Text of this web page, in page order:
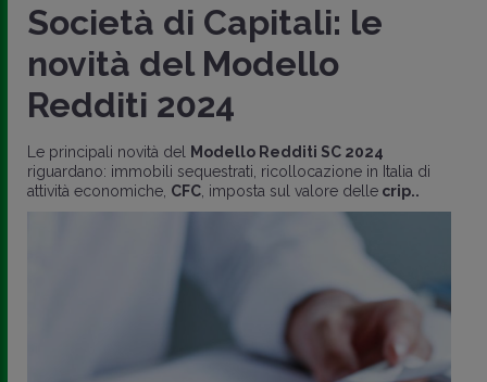
Società di Capitali: le
novità del Modello
Redditi 2024
Le principali novità delModello Redditi SC 2024
riguardano: immobili sequestrati, ricollocazione in Italia di
attività economiche,CFC, imposta sul valore dellecrip..